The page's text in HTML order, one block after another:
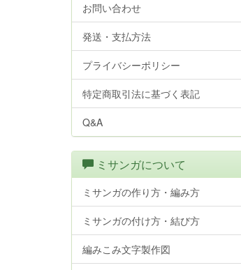
お問い合わせ
発送・支払方法
プライバシーポリシー
特定商取引法に基づく表記
Q&A
ミサンガについて
ミサンガの作り方・編み方
ミサンガの付け方・結び方
編みこみ文字製作図